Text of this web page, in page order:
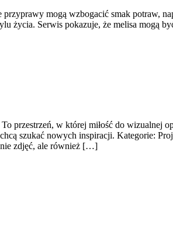
mogą wzbogacić smak potraw,
życia. Serwis pokazuje, że melisa mogą
przestrzeń, w której miłość do wizualnej
szukać nowych inspiracji. Kategorie:
zdjęć, ale również […]